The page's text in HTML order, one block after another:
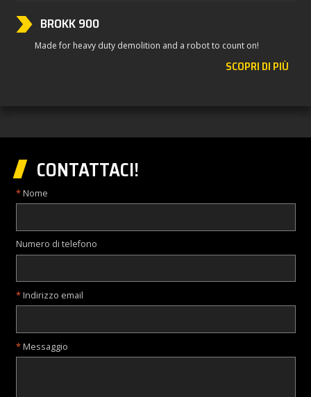
BROKK 900
Made for heavy duty demolition and a robot to count on!
SCOPRI DI PIÙ
CONTATTACI!
Nome
Numero di telefono
Indirizzo email
Messaggio